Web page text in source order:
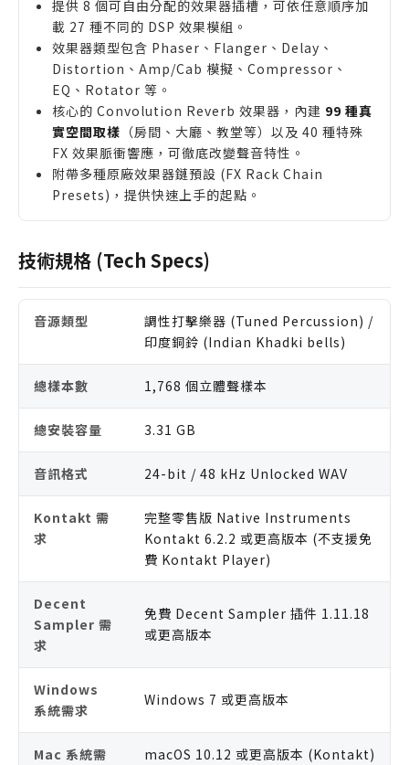
提供 8 個可自由分配的效果器插槽，可依任意順序加
載 27 種不同的 DSP 效果模組。
效果器類型包含 Phaser、Flanger、Delay、
Distortion、Amp/Cab 模擬、Compressor、
EQ、Rotator 等。
核心的 Convolution Reverb 效果器，內建 99 種真
實空間取樣 （房間、大廳、教堂等）以及 40 種特殊
FX 效果脈衝響應，可徹底改變聲音特性。
附帶多種原廠效果器鏈預設 (FX Rack Chain
Presets)，提供快速上手的起點。
技術規格 (Tech Specs)
音源類型
調性打擊樂器 (Tuned Percussion) /
印度銅鈴 (Indian Khadki bells)
總樣本數 1,768 個立體聲樣本
總安裝容量 3.31 GB
音訊格式 24-bit / 48 kHz Unlocked WAV
Kontakt 需
求
完整零售版 Native Instruments
Kontakt 6.2.2 或更高版本 (不支援免
費 Kontakt Player)
Decent
Sampler 需
求
免費 Decent Sampler 插件 1.11.18
或更高版本
Windows
系統需求
Windows 7 或更高版本
Mac 系統需
macOS 10.12 或更高版本 (Kontakt)